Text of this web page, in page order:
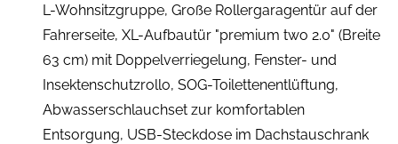
L-Wohnsitzgruppe, Große Rollergaragentür auf der
Fahrerseite, XL-Aufbautür "premium two 2.0" (Breite
63 cm) mit Doppelverriegelung, Fenster- und
Insektenschutzrollo, SOG-Toilettenentlüftung,
Abwasserschlauchset zur komfortablen
Entsorgung, USB-Steckdose im Dachstauschrank